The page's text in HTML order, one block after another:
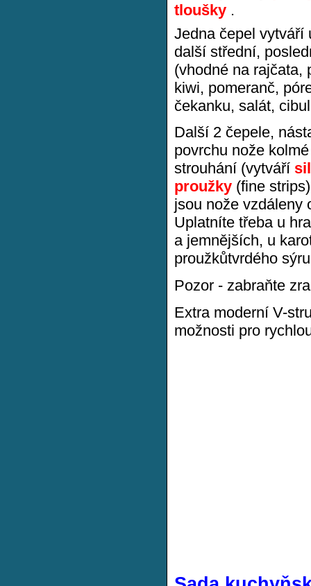
tloušky .
Jedna čepel vytváří
další střední,
(vhodné na rajčata,
kiwi, pomeranč,
čekanku, salát,
Další 2 čepele,
povrchu nože
strouhání (vytváří
proužky (fine
jsou nože vzdáleny
Uplatníte třeba u
a jemnějších, u
proužkůtvrdého
Pozor - zabraňte
Extra moderní V-
možnosti pro